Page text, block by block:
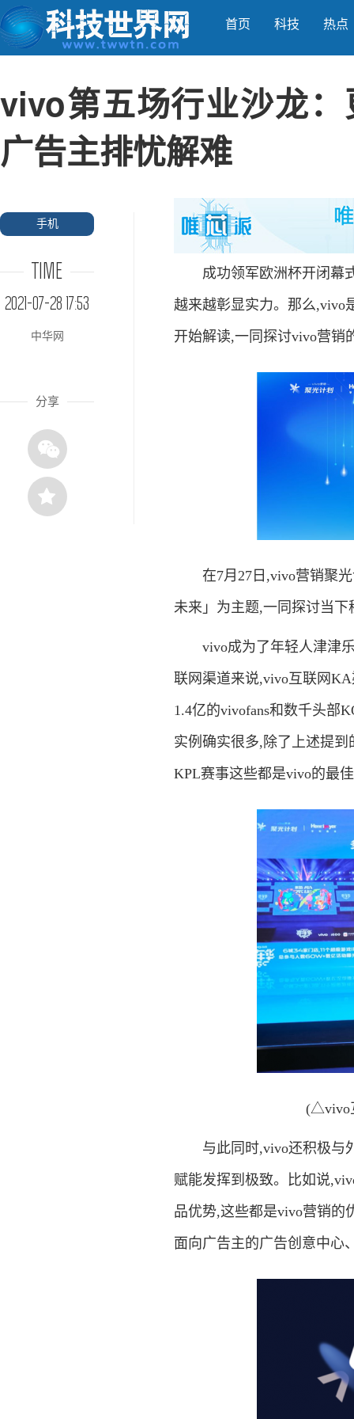
首页 科技 热点
vivo第五场行业沙龙
广告主排忧解难
手机
TIME
2021-07-28 17:53
中华网
分享
成功领军欧洲杯开闭幕式
越来越彰显实力。那么,vivo
开始解读,一同探讨vivo营销
在7月27日,vivo营销聚光
未来」为主题,一同探讨当
vivo成为了年轻人津津乐
联网渠道来说,vivo互联网
1.4亿的vivofans和数千头部
实例确实很多,除了上述提
KPL赛事这些都是vivo的最
(△vivo
与此同时,vivo还积极与外
赋能发挥到极致。比如说
品优势,这些都是vivo营销的
面向广告主的广告创意中心